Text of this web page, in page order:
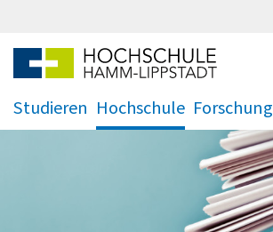
Studieren
.
Hochschule
.
Forschung
.